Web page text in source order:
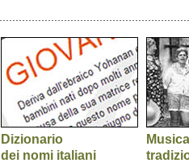
Dizionario
dei nomi italiani
Musica